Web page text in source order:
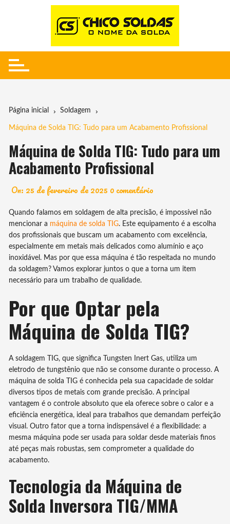
Página inicial Soldagem
Máquina de Solda TIG: Tudo para um Acabamento Profissional
Máquina de Solda TIG: Tudo para um
Acabamento Profissional
On: 25 de fevereiro de 2025 0 comentário
Quando falamos em soldagem de alta precisão, é impossível não
mencionar a máquina de solda TIG. Este equipamento é a escolha
dos profissionais que buscam um acabamento com excelência,
especialmente em metais mais delicados como alumínio e aço
inoxidável. Mas por que essa máquina é tão respeitada no mundo
da soldagem? Vamos explorar juntos o que a torna um item
necessário para um trabalho de qualidade.
Por que Optar pela
Máquina de Solda TIG?
A soldagem TIG, que significa Tungsten Inert Gas, utiliza um
eletrodo de tungstênio que não se consome durante o processo. A
máquina de solda TIG é conhecida pela sua capacidade de soldar
diversos tipos de metais com grande precisão. A principal
vantagem é o controle absoluto que ela oferece sobre o calor e a
eficiência energética, ideal para trabalhos que demandam perfeição
visual. Outro fator que a torna indispensável é a flexibilidade: a
mesma máquina pode ser usada para soldar desde materiais finos
até peças mais robustas, sem comprometer a qualidade do
acabamento.
Tecnologia da Máquina de
Solda Inversora TIG/MMA